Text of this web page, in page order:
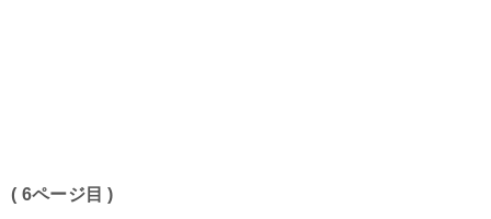
( 6ページ目 )